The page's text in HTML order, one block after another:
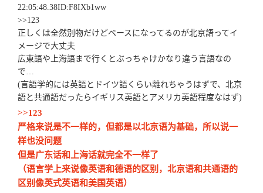
22:05:48.38ID:F8IXb1ww
>>123
正しくは全然別物だけどベースになってるのが北京語ってイ
メージで大丈夫
広東語や上海語まで行くとぶっちゃけかなり違う言語なの
で…
(言語学的には英語とドイツ語くらい離れちゃうはずで、北京
語と共通語だったらイギリス英語とアメリカ英語程度なはず)
>>123
严格来说是不一样的，但都是以北京语为基础，所以说一
样也没问题
但是广东话和上海话就完全不一样了
（语言学上来说像英语和德语的区别，北京语和共通语的
区别像英式英语和美国英语）